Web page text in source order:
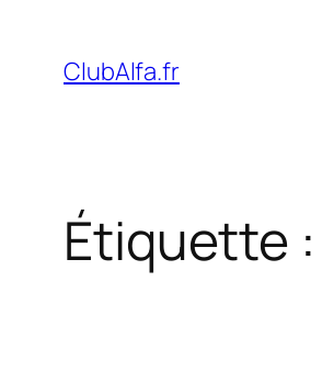
contenu
ClubAlfa.fr
Étiquette :